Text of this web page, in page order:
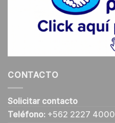
CONTACTO
Solicitar contacto
Teléfono: +562 2227 4000